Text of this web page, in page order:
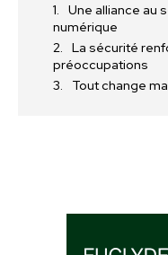
Une alliance au
numérique
La sécurité
préoccupations
Tout change